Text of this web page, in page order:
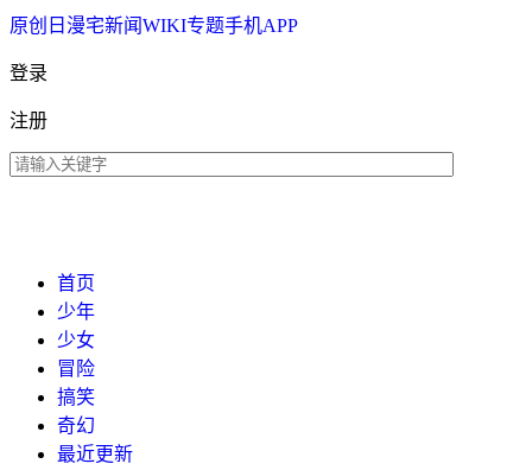
原创 日漫宅新闻WIKI专题手机APP
登录
注册
首页
少年
少女
冒险
搞笑
奇幻
最近更新